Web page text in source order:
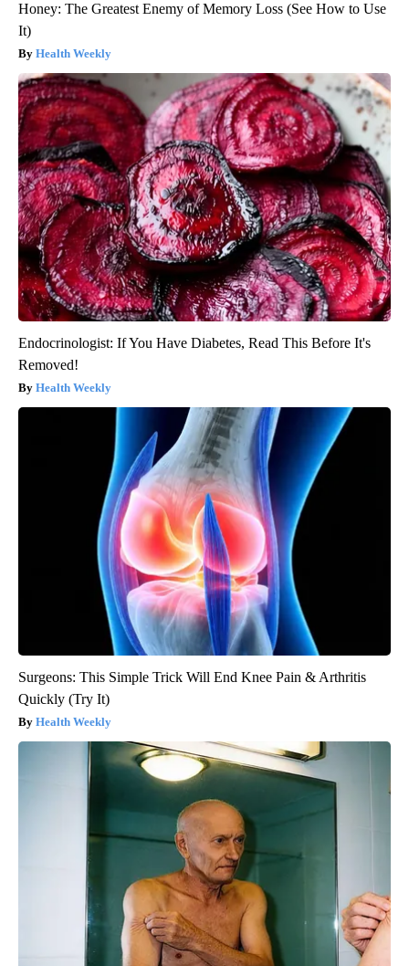
Honey: The Greatest Enemy of Memory Loss (See How to Use
It)
Health Weekly
Endocrinologist: If You Have Diabetes, Read This Before It's
Removed!
Health Weekly
Surgeons: This Simple Trick Will End Knee Pain & Arthritis
Quickly (Try It)
Health Weekly